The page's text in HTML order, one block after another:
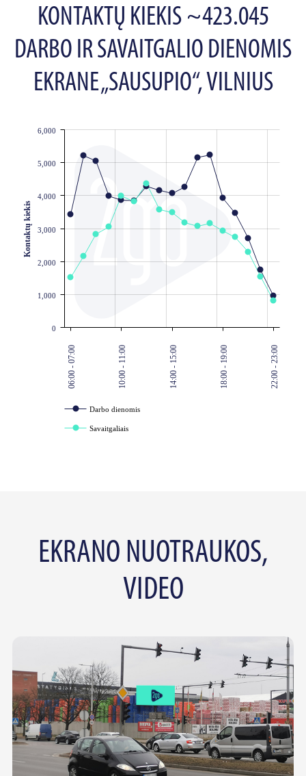
KONTAKTŲ KIEKIS ~423.045
DARBO IR SAVAITGALIO DIENOMIS
EKRANE „SAUSUPIO“, VILNIUS
06:00 - 07:00 10:00 - 11:00 14:00 - 15:00 18:00 - 19:00 22:00 - 23:00
0
1,000
2,000
3,000
4,000
5,000
6,000
Kontaktų kiekis
Darbo dienomis
Savaitgaliais
EKRANO NUOTRAUKOS,
VIDEO